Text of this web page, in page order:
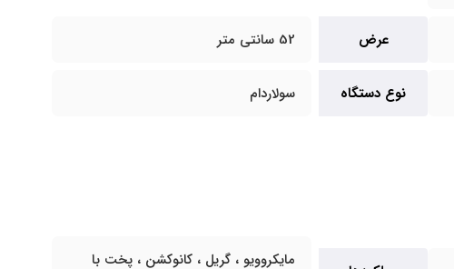
عرض 52 سانتی متر
نوع دستگاه سولاردام
مایکروویو ، گریل ، کانوکشن ، پخت با